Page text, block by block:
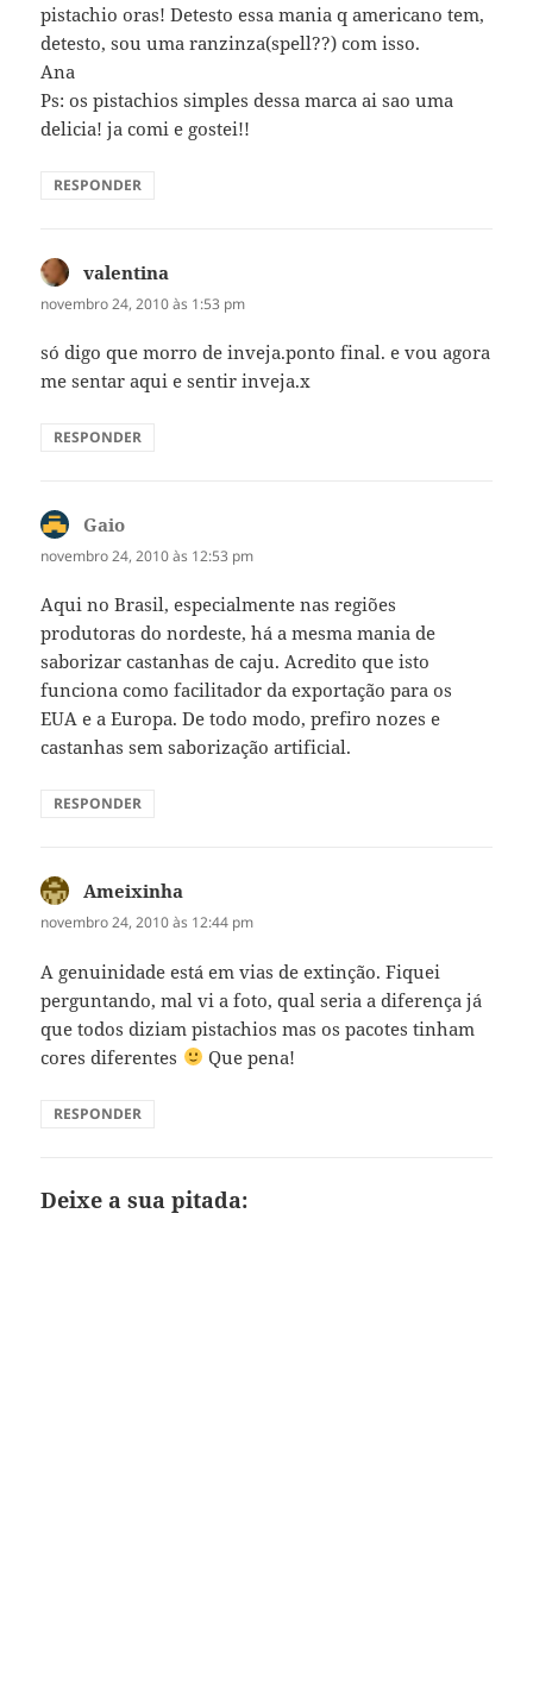
pistachio oras! Detesto essa mania q americano tem,
detesto, sou uma ranzinza(spell??) com isso.
Ana
Ps: os pistachios simples dessa marca ai sao uma
delicia! ja comi e gostei!!
RESPONDER
valentina
novembro 24, 2010 às 1:53 pm
só digo que morro de inveja.ponto final. e vou agora
me sentar aqui e sentir inveja.x
RESPONDER
Gaio
novembro 24, 2010 às 12:53 pm
Aqui no Brasil, especialmente nas regiões
produtoras do nordeste, há a mesma mania de
saborizar castanhas de caju. Acredito que isto
funciona como facilitador da exportação para os
EUA e a Europa. De todo modo, prefiro nozes e
castanhas sem saborização artificial.
RESPONDER
Ameixinha
novembro 24, 2010 às 12:44 pm
A genuinidade está em vias de extinção. Fiquei
perguntando, mal vi a foto, qual seria a diferença já
que todos diziam pistachios mas os pacotes tinham
cores diferentes
Que pena!
RESPONDER
Deixe a sua pitada: